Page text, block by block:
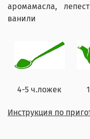
аромамасла,
ванили
Инструкция по
4-5 ч.ложек